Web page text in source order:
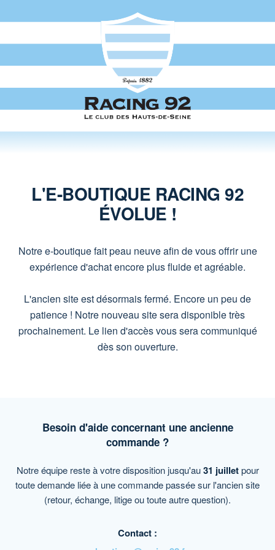
L'E-BOUTIQUE RACING 92
ÉVOLUE !
Notre e-boutique fait peau neuve afin de vous offrir une
expérience d'achat encore plus fluide et agréable.
L'ancien site est désormais fermé. Encore un peu de
patience ! Notre nouveau site sera disponible très
prochainement. Le lien d'accès vous sera communiqué
dès son ouverture.
Besoin d'aide concernant une ancienne
commande ?
Notre équipe reste à votre disposition jusqu'au31 juilletpour
toute demande liée à une commande passée sur l'ancien site
(retour, échange, litige ou toute autre question).
Contact :